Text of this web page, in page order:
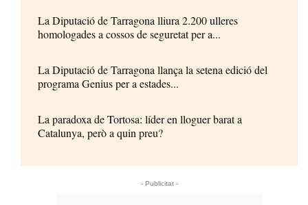
La Diputació de Tarragona lliura 2.200 ulleres
homologades a cossos de seguretat per a...
La Diputació de Tarragona llança la setena edició del
programa Genius per a estades...
La paradoxa de Tortosa: líder en lloguer barat a
Catalunya, però a quin preu?
- Publicitat -